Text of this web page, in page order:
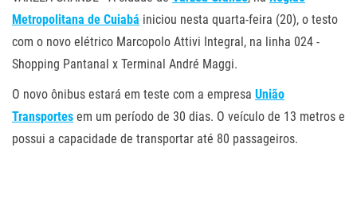
Metropolitana de Cuiabá iniciou nesta quarta-feira (20), o testo
com o novo elétrico Marcopolo Attivi Integral, na linha 024 -
Shopping Pantanal x Terminal André Maggi.
O novo ônibus estará em teste com a empresa União
Transportes em um período de 30 dias. O veículo de 13 metros e
possui a capacidade de transportar até 80 passageiros.